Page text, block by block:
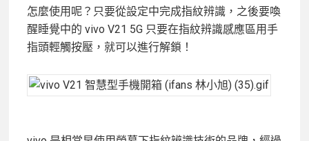
怎麼使用呢？只要從設定中完成指紋辨識，之後要喚
醒睡覺中的 vivo V21 5G 只要在指紋辨識感應區用手
指頭輕觸按壓，就可以進行解鎖！